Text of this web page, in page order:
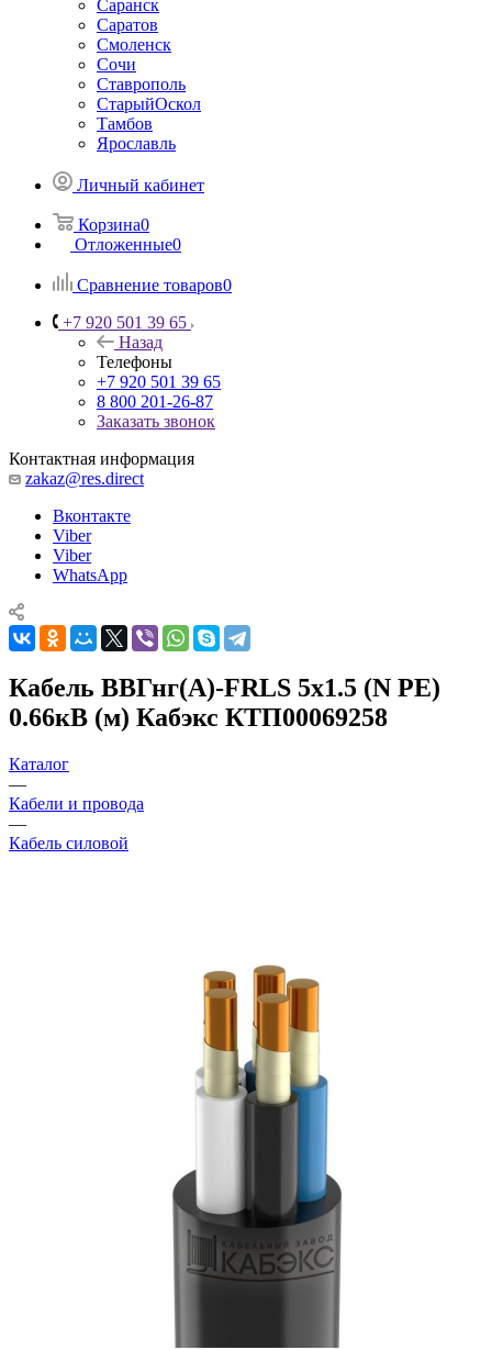
Саранск
Саратов
Смоленск
Сочи
Ставрополь
СтарыйОскол
Тамбов
Ярославль
Личный кабинет
Корзина0
Отложенные0
Сравнение товаров0
+7 920 501 39 65
Назад
Телефоны
+7 920 501 39 65
8 800 201-26-87
Заказать звонок
Контактная информация
zakaz@res.direct
Вконтакте
Viber
Viber
WhatsApp
Кабель ВВГнг(А)-FRLS 5х1.5 (N PE)
0.66кВ (м) Кабэкс КТП00069258
Каталог
—
Кабели и провода
—
Кабель силовой